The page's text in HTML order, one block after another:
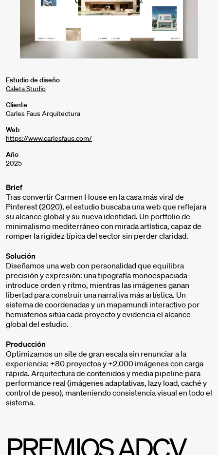
Estudio de diseño
Caleta Studio
Cliente
Carles Faus Arquitectura
Web
https://www.carlesfaus.com/
Año
2025
Brief
Tras convertir Carmen House en la casa más viral de
Pinterest (2020), el estudio buscaba una web que reflejara
su alcance global y su nueva identidad. Un portfolio de
minimalismo mediterráneo con mirada artística, capaz de
romper la rigidez típica del sector sin perder claridad.
Solución
Diseñamos una web con personalidad que equilibra
precisión y expresión: una tipografía monoespaciada
introduce orden y ritmo, mientras las imágenes ganan
libertad para construir una narrativa más artística. Un
sistema de coordenadas y un mapamundi interactivo por
hemisferios sitúa cada proyecto y evidencia el alcance
global del estudio.
Producción
Optimizamos un site de gran escala sin renunciar a la
experiencia: +80 proyectos y +2.000 imágenes con carga
rápida. Arquitectura de contenidos y media pipeline para
performance real (imágenes adaptativas, lazy load, caché y
control de peso), manteniendo consistencia visual en todo el
sistema.
PREMIOS ADCV